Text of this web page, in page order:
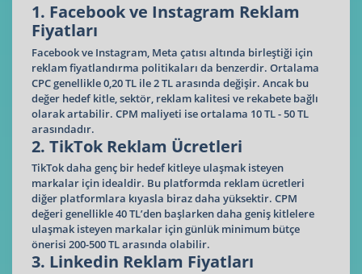
1. Facebook ve Instagram Reklam
Fiyatları
Facebook ve Instagram, Meta çatısı altında birleştiği için
reklam fiyatlandırma politikaları da benzerdir. Ortalama
CPC genellikle 0,20 TL ile 2 TL arasında değişir. Ancak bu
değer hedef kitle, sektör, reklam kalitesi ve rekabete bağlı
olarak artabilir. CPM maliyeti ise ortalama 10 TL - 50 TL
arasındadır.
2. TikTok Reklam Ücretleri
TikTok daha genç bir hedef kitleye ulaşmak isteyen
markalar için idealdir. Bu platformda reklam ücretleri
diğer platformlara kıyasla biraz daha yüksektir. CPM
değeri genellikle 40 TL’den başlarken daha geniş kitlelere
ulaşmak isteyen markalar için günlük minimum bütçe
önerisi 200-500 TL arasında olabilir.
3. Linkedin Reklam Fiyatları